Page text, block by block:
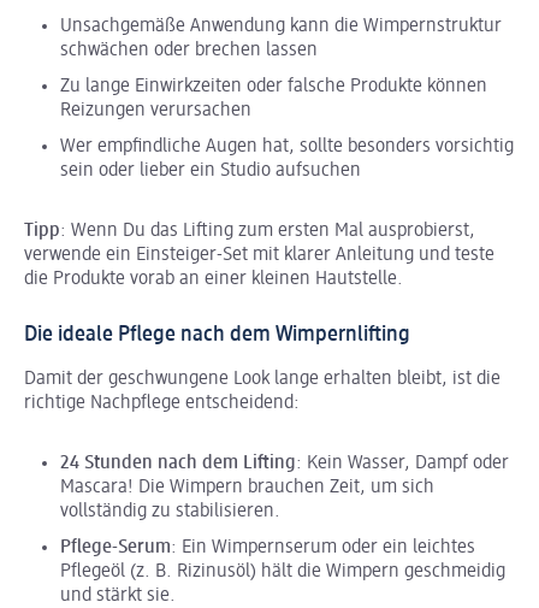
Unsachgemäße Anwendung kann die Wimpernstruktur
schwächen oder brechen lassen
Zu lange Einwirkzeiten oder falsche Produkte können
Reizungen verursachen
Wer empfindliche Augen hat, sollte besonders vorsichtig
sein oder lieber ein Studio aufsuchen
Tipp: Wenn Du das Lifting zum ersten Mal ausprobierst,
verwende ein Einsteiger-Set mit klarer Anleitung und teste
die Produkte vorab an einer kleinen Hautstelle.
Die ideale Pflege nach dem Wimpernlifting
Damit der geschwungene Look lange erhalten bleibt, ist die
richtige Nachpflege entscheidend:
24 Stunden nach dem Lifting: Kein Wasser, Dampf oder
Mascara! Die Wimpern brauchen Zeit, um sich
vollständig zu stabilisieren.
Pflege-Serum: Ein Wimpernserum oder ein leichtes
Pflegeöl (z. B. Rizinusöl) hält die Wimpern geschmeidig
und stärkt sie.